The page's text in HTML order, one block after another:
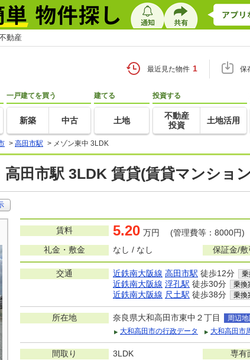
動産
最近見た物件 1 保
一戸建てを買う
新築 中古
建てる
土地
投資する
不動産
投資
土地活用
> 高田市駅 > メゾン東中 3LDK
高田市駅 3LDK 賃貸(賃貸マンショ
賃料 5.20 万円 (管理費等：8000円)
礼金・敷金
なし / なし 保証金/
交通 近鉄南大阪線 高田市駅 徒歩12分 乗
近鉄南大阪線 浮孔駅 徒歩30分 乗換
近鉄南大阪線 尺土駅 徒歩38分 乗換
所在地 奈良県大和高田市東中２丁目
周辺地
大和高田市の行政データ
大和高田市
間取り 3LDK 専有